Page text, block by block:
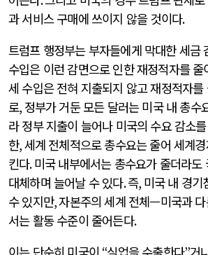
과 서비스 구매에 쓰이지 않을 것이다.
트럼프 행정부는 부자들에게 막대한 세금
수입은 이런 감면으로 인한 재정적자를
세 수입은 전혀 지출되지 않고 재정적자
로, 정부가 거둔 모든 달러는 미국 내 총수
라 정부 지출이 늘어나 미국의 수요 감소
한,세계 전체적으로 총수요는 줄어 세계
킨다.미국 내부에서는 총수요가 줄더라도
대체하며 늘어날 수 있다.즉, 미국 내 경기
수 있지만,자본주의 세계 전체—미국과
서는 활동 수준이 줄어든다.